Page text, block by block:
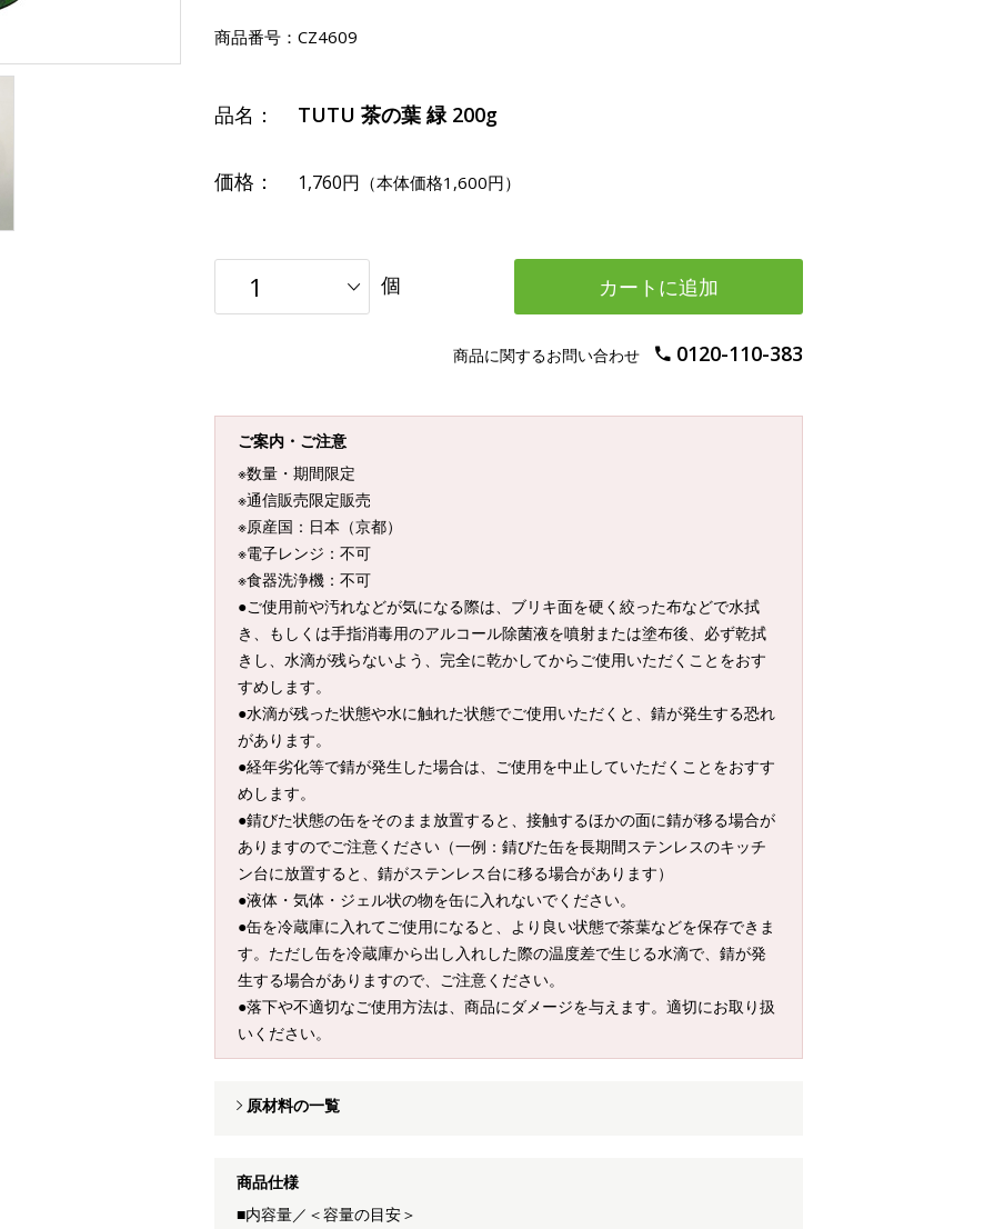
商品番号： CZ4609
品名： TUTU 茶の葉 緑 200g
価格： 1,760円 （本体価格1,600円）
個 カートに追加
商品に関するお問い合わせ 0120-110-383
ご案内・ご注意
※数量・期間限定
※通信販売限定販売
※原産国：日本（京都）
※電子レンジ：不可
※食器洗浄機：不可
●ご使用前や汚れなどが気になる際は、ブリキ面を硬く絞った布などで水拭
き、もしくは手指消毒用のアルコール除菌液を噴射または塗布後、必ず乾拭
きし、水滴が残らないよう、完全に乾かしてからご使用いただくことをおす
すめします。
●水滴が残った状態や水に触れた状態でご使用いただくと、錆が発生する恐れ
があります。
●経年劣化等で錆が発生した場合は、ご使用を中止していただくことをおすす
めします。
●錆びた状態の缶をそのまま放置すると、接触するほかの面に錆が移る場合が
ありますのでご注意ください（一例：錆びた缶を長期間ステンレスのキッチ
ン台に放置すると、錆がステンレス台に移る場合があります）
●液体・気体・ジェル状の物を缶に入れないでください。
●缶を冷蔵庫に入れてご使用になると、より良い状態で茶葉などを保存できま
す。ただし缶を冷蔵庫から出し入れした際の温度差で生じる水滴で、錆が発
生する場合がありますので、ご注意ください。
●落下や不適切なご使用方法は、商品にダメージを与えます。適切にお取り扱
いください。
原材料の一覧
商品仕様
■内容量／＜容量の目安＞